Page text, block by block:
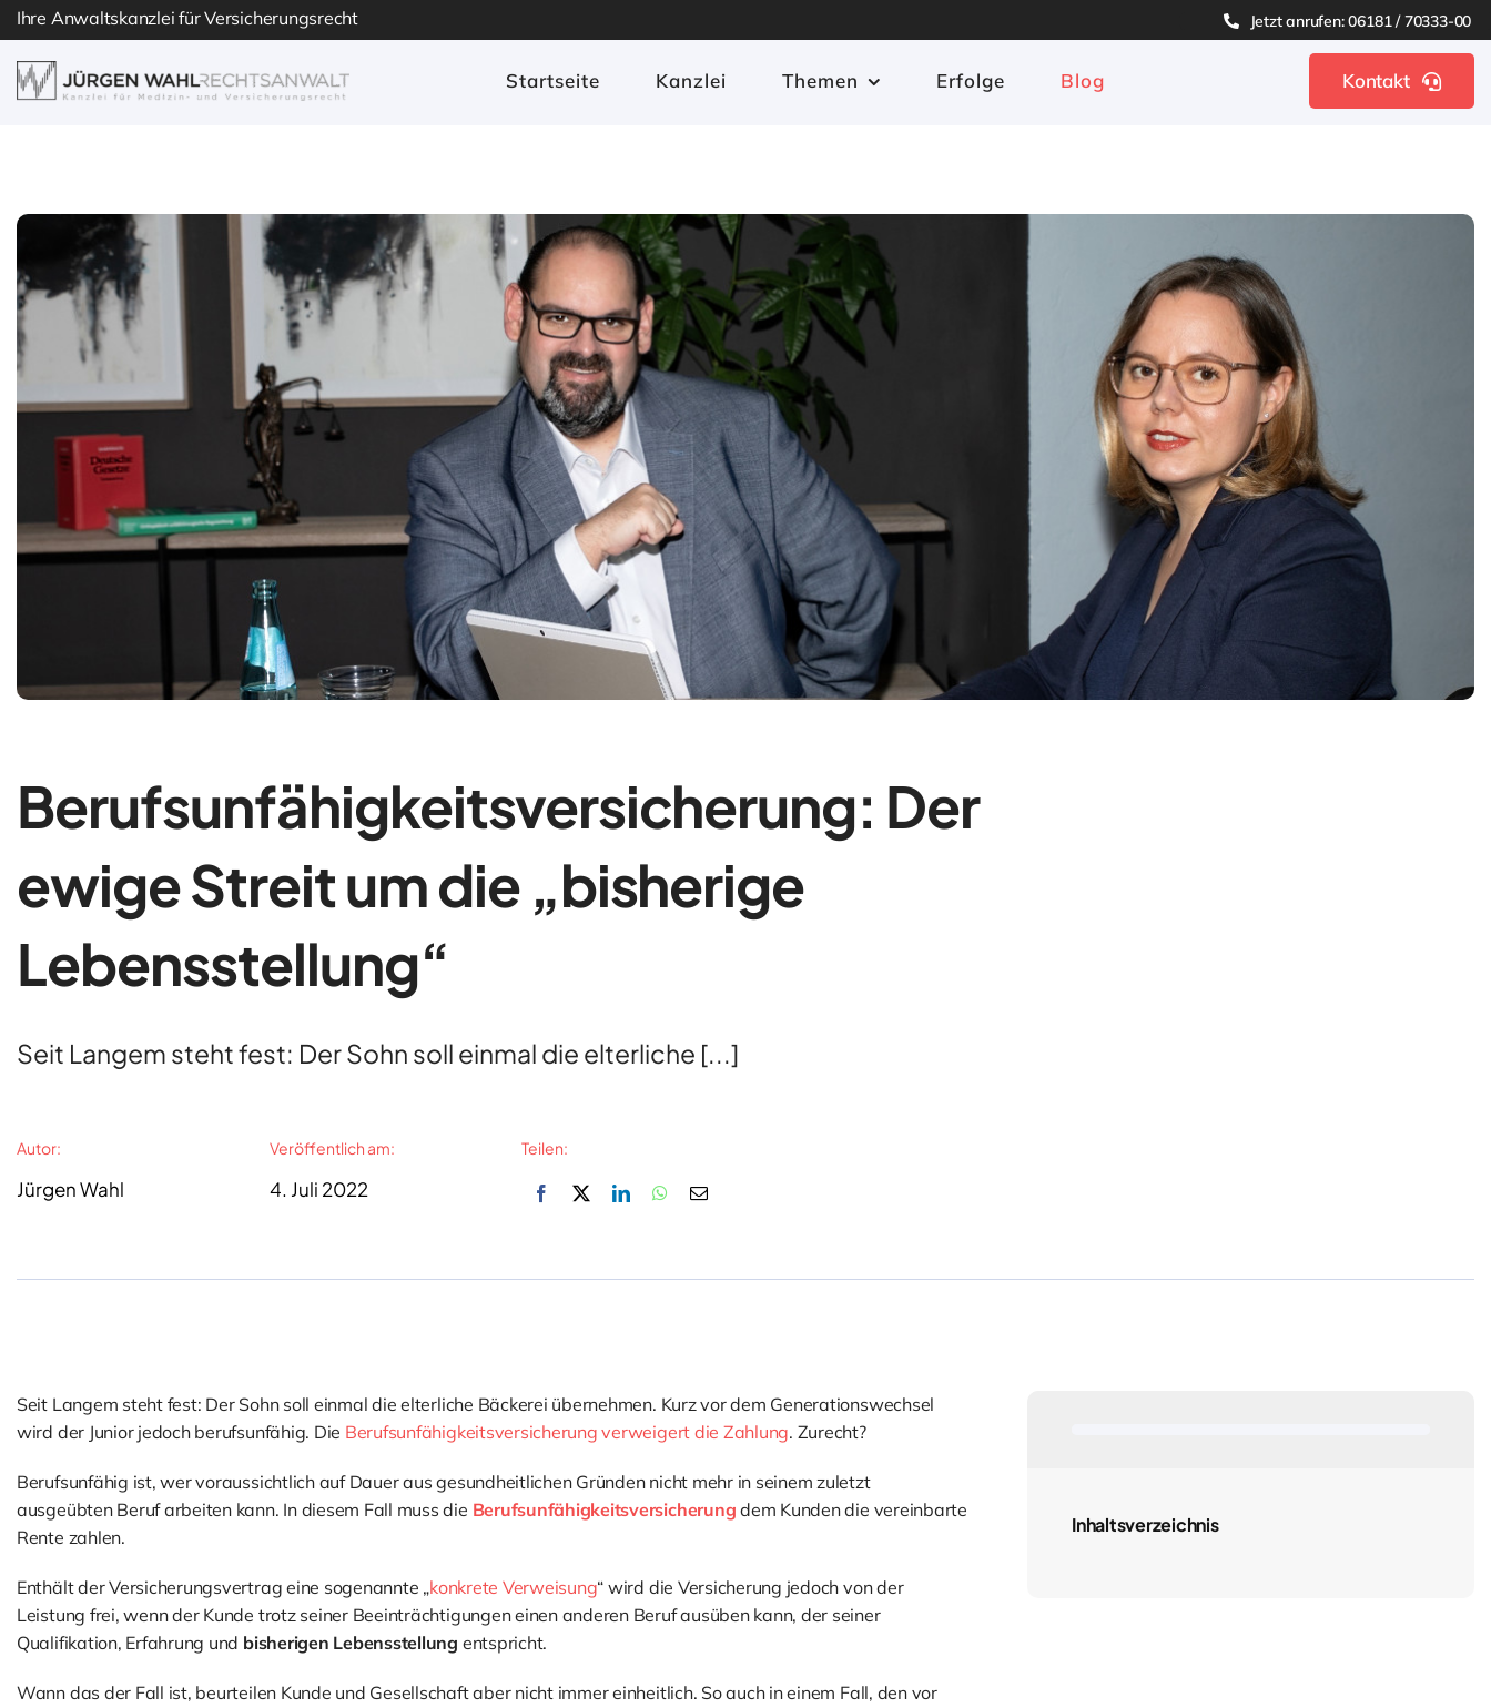
Skip
to
content
Ihre Anwaltskanzlei für Versicherungsrecht Jetzt anrufen: 06181 / 70333-00
Startseite Kanzlei Themen Erfolge Blog Kontakt
Berufsunfähigkeitsversicherung: Der
ewige Streit um die „bisherige
Lebensstellung“
Seit Langem steht fest: Der Sohn soll einmal die elterliche [...]
Autor:
Jürgen Wahl
Veröffentlich am:
4. Juli 2022
Teilen:
Seit Langem steht fest: Der Sohn soll einmal die elterliche Bäckerei übernehmen. Kurz vor dem Generationswechsel
wird der Junior jedoch berufsunfähig. Die Berufsunfähigkeitsversicherung verweigert die Zahlung. Zurecht?
Berufsunfähig ist, wer voraussichtlich auf Dauer aus gesundheitlichen Gründen nicht mehr in seinem zuletzt
ausgeübten Beruf arbeiten kann. In diesem Fall muss die Berufsunfähigkeitsversicherung dem Kunden die vereinbarte
Rente zahlen.
Enthält der Versicherungsvertrag eine sogenannte „konkrete Verweisung“ wird die Versicherung jedoch von der
Leistung frei, wenn der Kunde trotz seiner Beeinträchtigungen einen anderen Beruf ausüben kann, der seiner
Qualifikation, Erfahrung und bisherigen Lebensstellung entspricht.
Wann das der Fall ist, beurteilen Kunde und Gesellschaft aber nicht immer einheitlich. So auch in einem Fall, den vor
Inhaltsverzeichnis